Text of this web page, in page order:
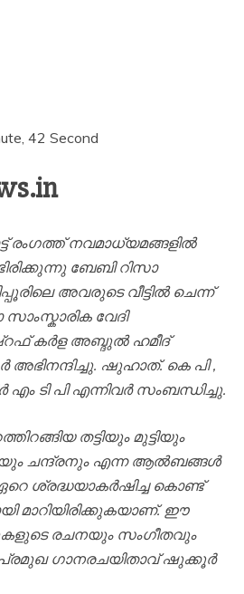
42 Second
രംഗത്ത് നവമാധ്യമങ്ങളിൽ
ബേബി റിസാ
അവരുടെ വീട്ടിൽ ചെന്ന്
വേദി
കർള അബ്ദുൽ ഹമീദ്
ഷുഹാത്. കെ പി ,
എം ടി പി എന്നിവർ സംബന്ധിച്ചു.
തട്ടിയും മുട്ടിയും
ചന്ദ്രനും എന്ന ആൽബങ്ങൾ
ശ്രദ്ധയാകർഷിച്ച കൊണ്ട്
മാറിയിരിക്കുകയാണ്. ഈ
രചനയും സംഗീതവും
പ്രമുഖ ഗാനരചയിതാവ് ഷുക്കൂർ